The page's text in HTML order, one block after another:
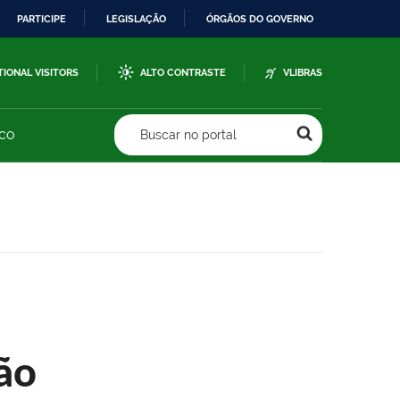
PARTICIPE LEGISLAÇÃO ÓRGÃOS DO GOVERNO
VISITORS ALTO CONTRASTE VLIBRAS
Buscar no portal